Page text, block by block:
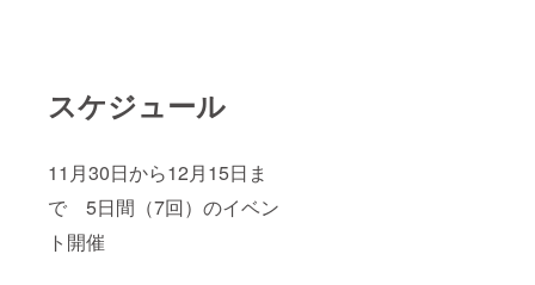
スケジュール
11月30日から12月15日ま
で 5日間（7回）のイベン
ト開催